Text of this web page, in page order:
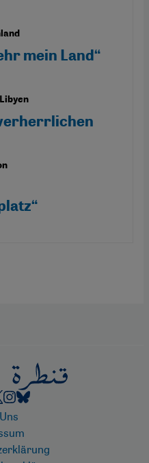
mein Land“